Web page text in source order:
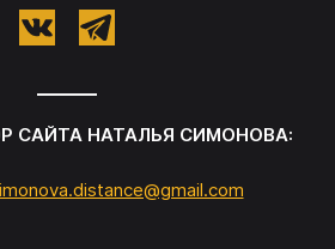
САЙТА НАТАЛЬЯ СИМОНОВА: